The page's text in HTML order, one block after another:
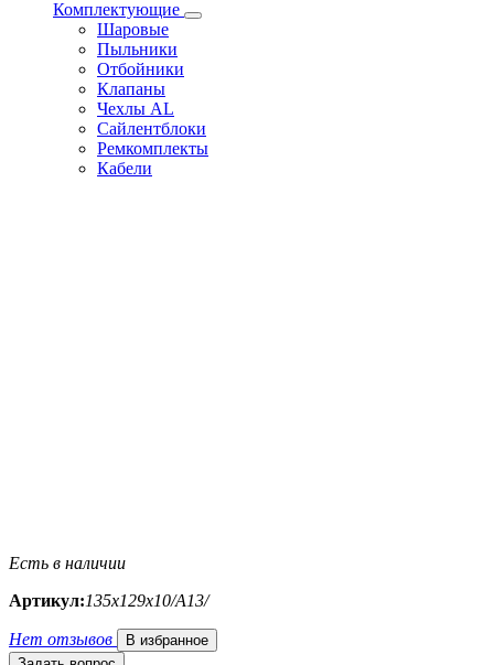
Комплектующие
Шаровые
Пыльники
Отбойники
Клапаны
Чехлы AL
Сайлентблоки
Ремкомплекты
Кабели
Есть в наличии
Артикул:135х129х10/A13/
Нет отзывов
В избранное